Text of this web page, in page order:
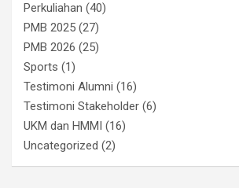
Perkuliahan (40)
PMB 2025 (27)
PMB 2026 (25)
Sports (1)
Testimoni Alumni (16)
Testimoni Stakeholder (6)
UKM dan HMMI (16)
Uncategorized (2)